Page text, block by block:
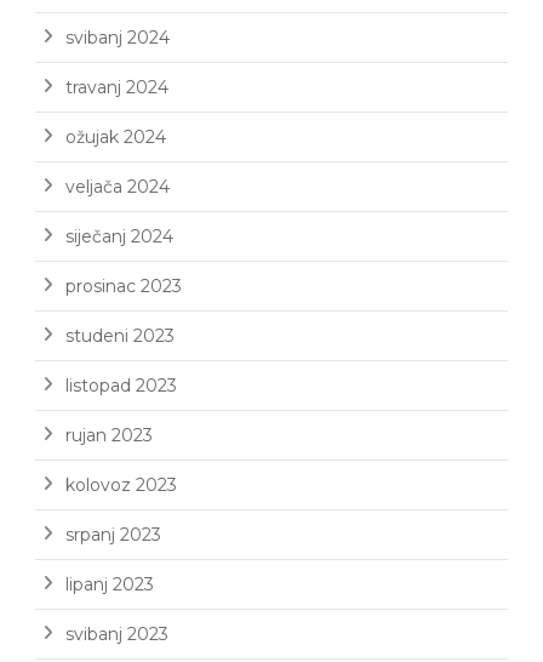
svibanj 2024
travanj 2024
ožujak 2024
veljača 2024
siječanj 2024
prosinac 2023
studeni 2023
listopad 2023
rujan 2023
kolovoz 2023
srpanj 2023
lipanj 2023
svibanj 2023